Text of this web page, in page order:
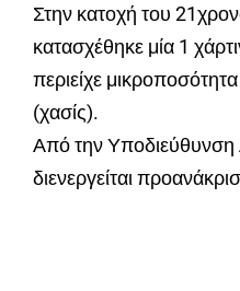
Στην κατοχή του
κατασχέθηκε μία 1
περιείχε
(χασίς).
Από την
διενεργείται